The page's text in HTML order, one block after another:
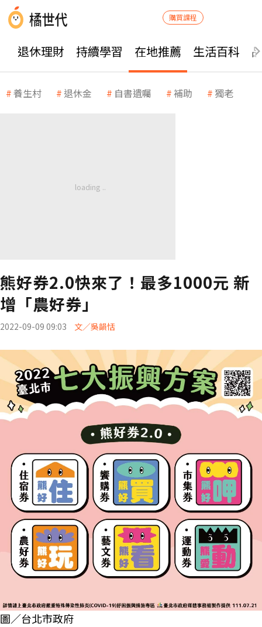
購買課程
退休理財 持續學習 在地推薦 生活百科
養生村 退休金 自書遺囑 補助 獨老
熊好券2.0快來了！最多1000元 新
增「農好券」
2022-09-09 09:03 文／吳韻恬
圖／台北市政府